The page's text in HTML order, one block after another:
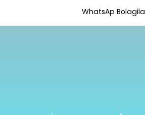
WhatsAp Bolagila